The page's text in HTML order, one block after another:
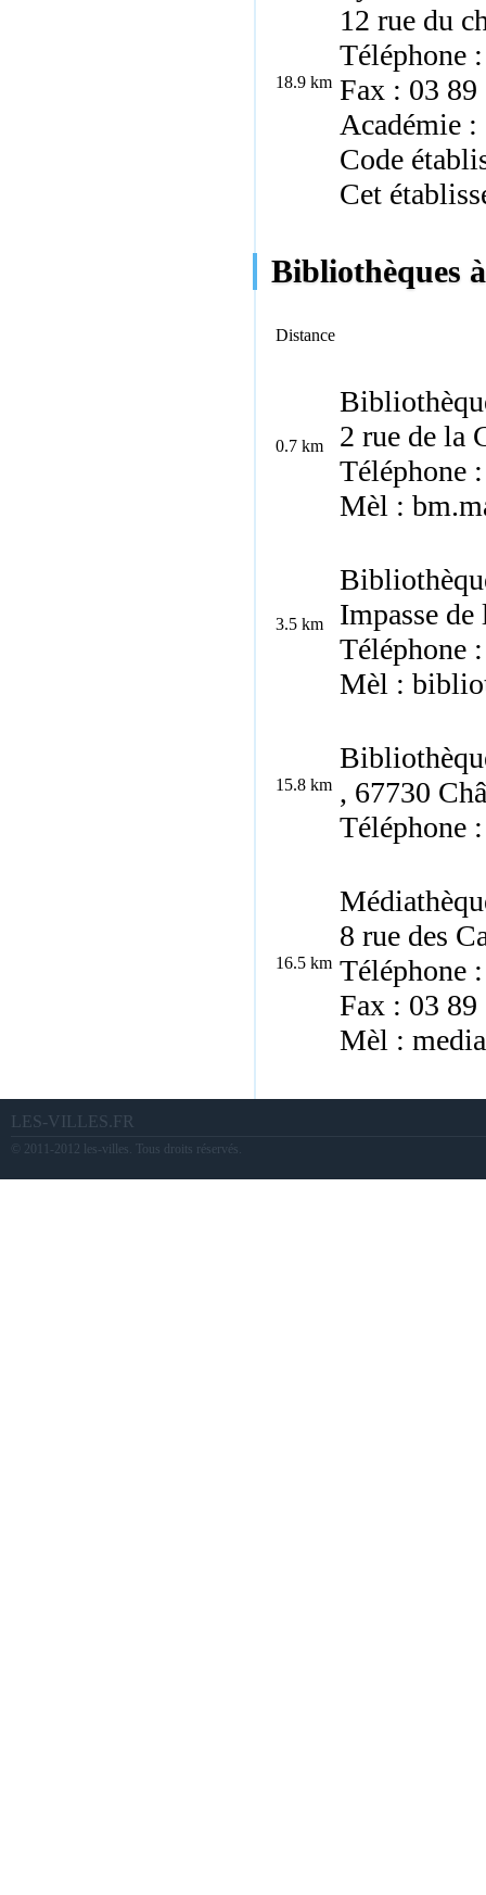
18.9 km
12 rue du
Téléphone
Fax : 03 89
Académie :
Code
Cet
Bibliothèques
Distance
0.7 km
2 rue de la
Téléphone
Mèl :
3.5 km
Impasse
Téléphone
Mèl :
15.8 km , 67730
Téléphone
16.5 km
8 rue des
Téléphone
Fax : 03 89
Mèl :
LES-VILLES.FR
© 2011-2012 les-villes. Tous droits réservés.